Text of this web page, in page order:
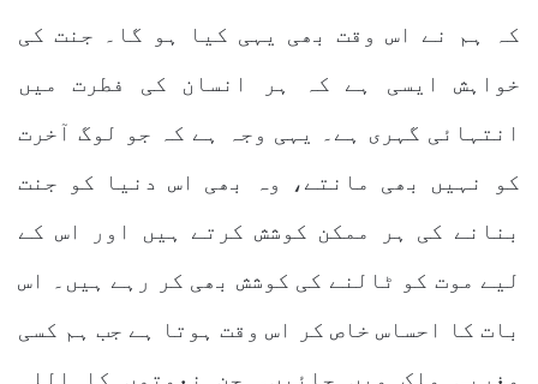
کہ ہم نے اس وقت بھی یہی کیا ہو گا۔ جنت کی
خواہش ایسی ہے کہ ہر انسان کی فطرت میں
انتہائی گہری ہے۔ یہی وجہ ہے کہ جو لوگ آخرت
کو نہیں بھی مانتے، وہ بھی اس دنیا کو جنت
بنانے کی ہر ممکن کوشش کرتے ہیں اور اس کے
لیے موت کو ٹالنے کی کوشش بھی کر رہے ہیں۔ اس
بات کا احساس خاص کر اس وقت ہوتا ہے جب ہم کسی